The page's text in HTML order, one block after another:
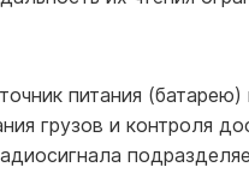
питания
грузов и контроля